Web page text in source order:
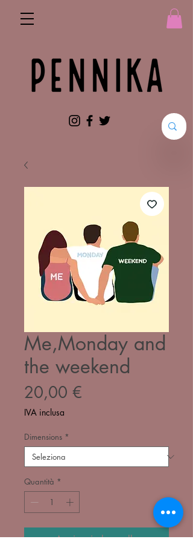
Me,Monday and
the weekend
20,00 €
IVA inclusa
Dimensions *
Quantità *
Aggiungi al carrello